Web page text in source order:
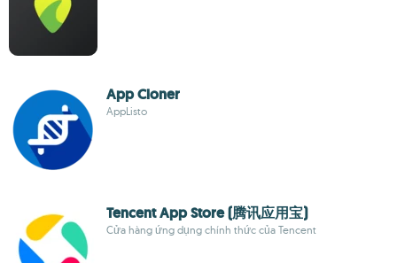
App Cloner
AppListo
Tencent App Store (腾讯应用宝)
Cửa hàng ứng dụng chính thức của Tencent